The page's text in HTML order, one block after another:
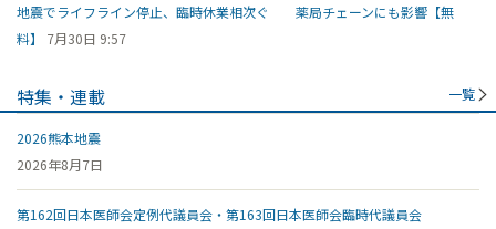
地震でライフライン停止、臨時休業相次ぐ 薬局チェーンにも影響【無
料】
7月30日 9:57
特集・連載 一覧
2026熊本地震
2026年8月7日
第162回日本医師会定例代議員会・第163回日本医師会臨時代議員会